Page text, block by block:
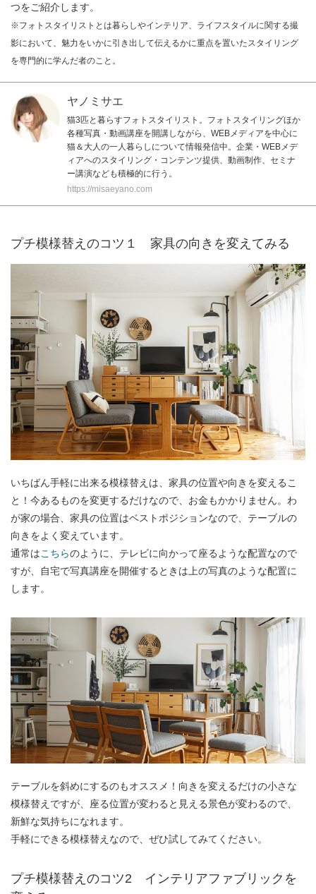
つをご紹介します。
※フォトスタイリストとは暮らしやインテリア、ライフスタイルに関する撮
影において、魅力をいかに引き出して伝えるかに重点を置いたスタイリング
を専門的に学んだ者のこと。
ヤノミサエ
猫3匹と暮らすフォトスタイリスト。フォトスタイリングほか
各種写真・動画講座を開講しながら、WEBメディアを中心に
猫＆大人の一人暮らしについて情報発信中。企業・WEBメデ
ィアへのスタイリング・コンテンツ提供、動画制作、セミナ
ー講演なども積極的に行う。
https://misaeyano.com
プチ模様替えのコツ１ 家具の向きを変えてみる
いちばん手軽に出来る模様替えは、家具の位置や向きを変えるこ
と！今あるものを変更するだけなので、お金もかかりません。わ
が家の場合、家具の位置はベストポジションなので、テーブルの
向きをよく変えています。
通常はこちらのように、テレビに向かって座るような配置なので
すが、自宅で写真講座を開催するときは上の写真のような配置に
します。
テーブルを斜めにするのもオススメ！向きを変えるだけの小さな
模様替えですが、座る位置が変わると見える景色が変わるので、
新鮮な気持ちになれます。
手軽にできる模様替えなので、ぜひ試してみてください。
プチ模様替えのコツ2 インテリアファブリックを